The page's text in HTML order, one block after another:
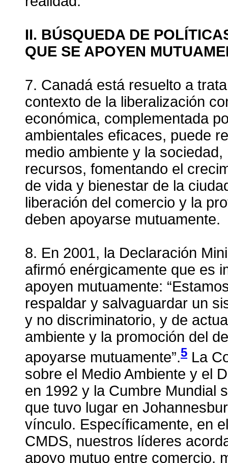
II. BÚSQUEDA DE
QUE SE APOYEN
7. Canadá está resuelto a
contexto de la liberalización
económica, complementada
ambientales eficaces, puede
medio ambiente y la
recursos, fomentando el
de vida y bienestar de la
liberación del comercio y la
deben apoyarse mutuamente.
8. En 2001, la Declaración
afirmó enérgicamente que es
apoyen mutuamente:
respaldar y salvaguardar un
y no discriminatorio, y de
ambiente y la promoción del
apoyarse mutuamente”.5 La
sobre el Medio Ambiente y el
en 1992 y la Cumbre Mundial
que tuvo lugar en
vínculo. Específicamente, en
CMDS, nuestros líderes
apoyo mutuo entre comercio,